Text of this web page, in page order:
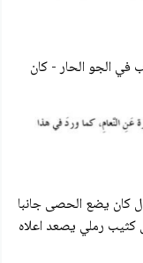
في الجو الحار - كان
كان يضع الحصى جانبا
كثيب رملي يصعد اعلاه